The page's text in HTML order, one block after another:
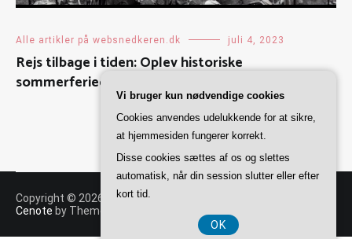
Alle artikler på websnedkeren.dk juli 4, 2023
Rejs tilbage i tiden: Oplev historiske
sommerferiedestinationer
Copyright © 2026 Websnedkeren
Cenote by ThemeGrill. Powered by
Vi bruger kun nødvendige cookies
Cookies anvendes udelukkende for at sikre,
at hjemmesiden fungerer korrekt.
Disse cookies sættes af os og slettes
automatisk, når din session slutter eller efter
kort tid.
OK